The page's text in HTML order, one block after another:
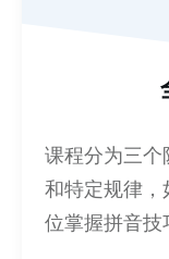
课程分为三个
和特定规律，
位掌握拼音技